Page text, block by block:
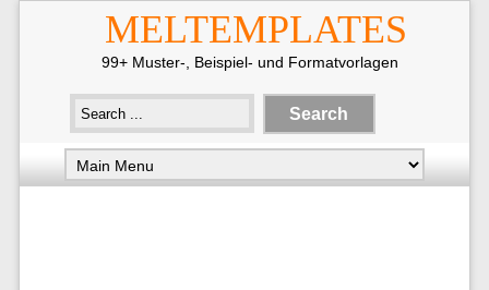
MELTEMPLATES
99+ Muster-, Beispiel- und Formatvorlagen